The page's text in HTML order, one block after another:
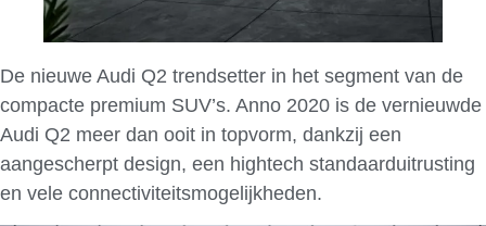
De nieuwe Audi Q2 trendsetter in het segment van de
compacte premium SUV’s. Anno 2020 is de vernieuwde
Audi Q2 meer dan ooit in topvorm, dankzij een
aangescherpt design, een hightech standaarduitrusting
en vele connectiviteitsmogelijkheden.